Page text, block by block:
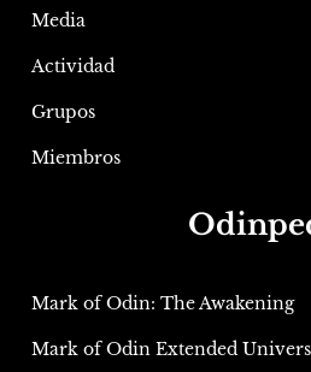
Media
Actividad
Grupos
Miembros
Mark of Odin: The Awakening
Mark of Odin Extended